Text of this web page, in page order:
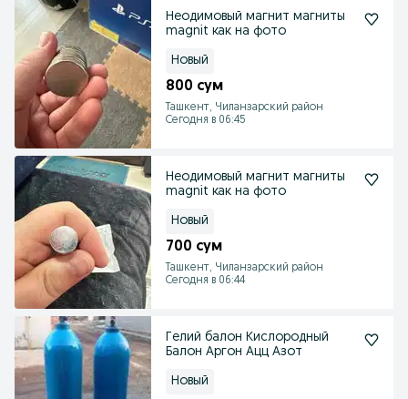
Неодимовый магнит магниты
magnit как на фото
Новый
800 сум
Ташкент, Чиланзарский район
Сегодня в 06:45
Неодимовый магнит магниты
magnit как на фото
Новый
700 сум
Ташкент, Чиланзарский район
Сегодня в 06:44
Гелий балон Кислородный
Балон Аргон Ацц Азот
Новый